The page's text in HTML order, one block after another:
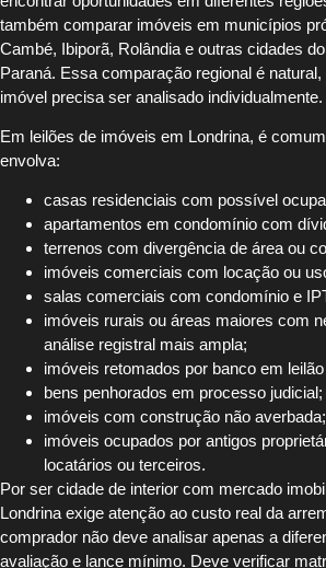
também comparar imóveis em municípios
Cambé, Ibiporã, Rolândia e outras cidades
Paraná. Essa comparação regional é
imóvel precisa ser analisado individualmente.
Em leilões de imóveis em Londrina, é
envolva:
casas residenciais com possível
apartamentos em condomínio com
terrenos com divergência de área ou
imóveis comerciais com locação ou
salas comerciais com condomínio e
imóveis rurais ou áreas maiores com
análise registral mais ampla;
imóveis retomados por banco em
bens penhorados em processo judicial;
imóveis com construção não averbada;
imóveis ocupados por antigos
locatários ou terceiros.
Por ser cidade de interior com mercado
Londrina exige atenção ao custo real da
comprador não deve analisar apenas a
avaliação e lance mínimo. Deve verificar